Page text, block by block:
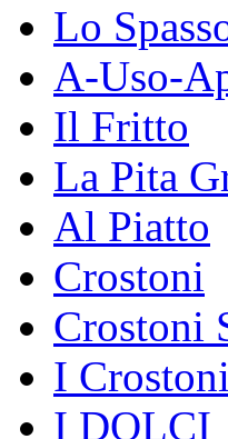
Lo
A-Uso-
Il Fritto
La Pita
Al Piatto
Crostoni
Crostoni
I
I DOLCI